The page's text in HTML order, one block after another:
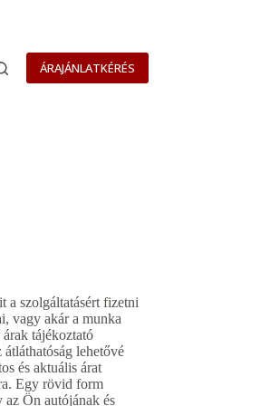
ÁRAJÁNLATKÉRÉS
a szolgáltatásért fizetni
vagy akár a munka
tájékoztató
lehetővé
és aktuális árat
Egy rövid form
az Ön autójának és